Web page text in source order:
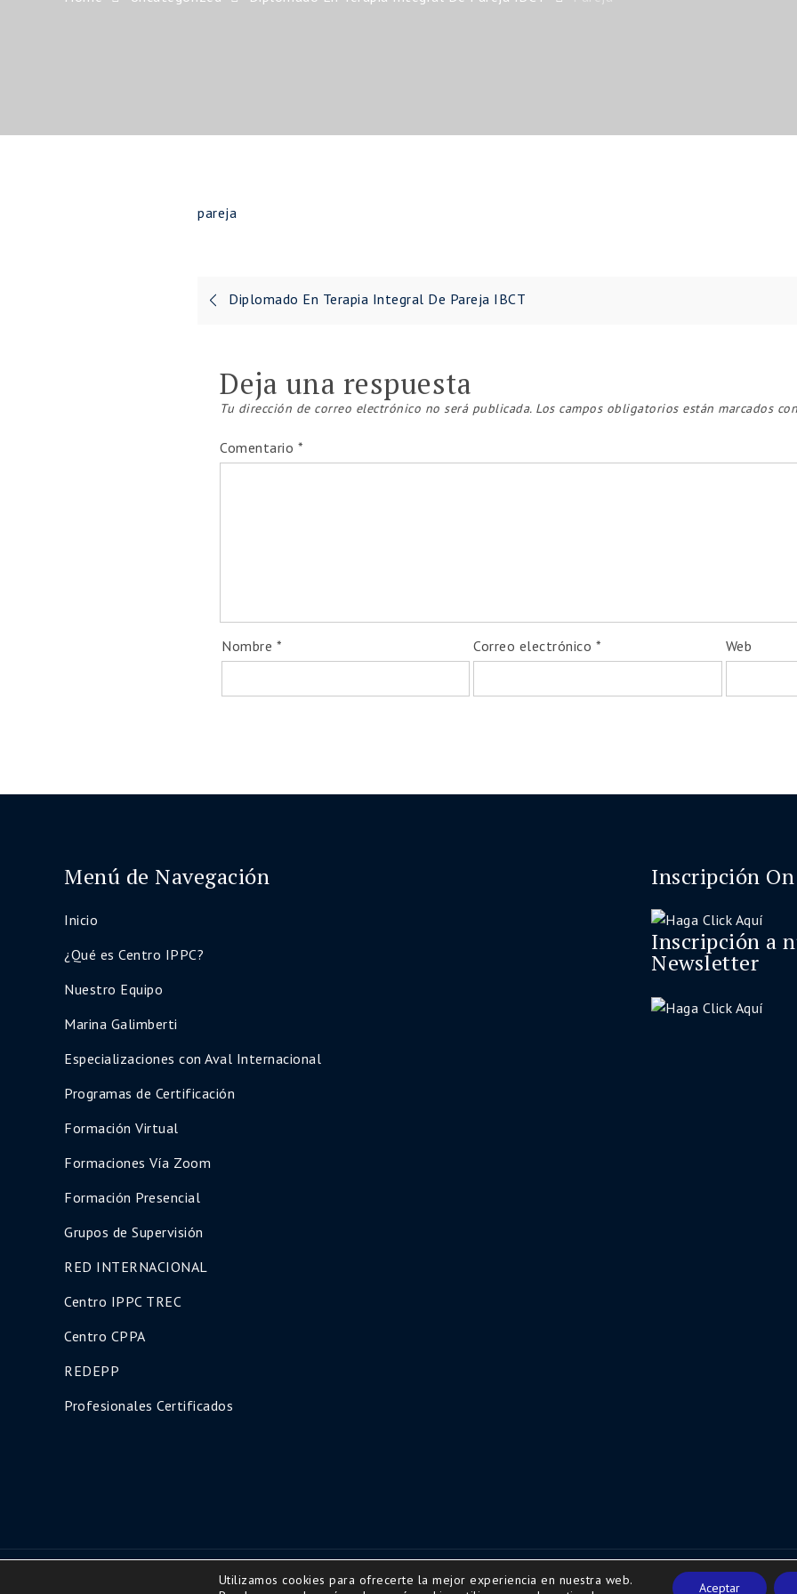
pareja
Navegación
entradas
Diplomado En Terapia Integral De Pareja IBCT
Deja una respuesta
Tu dirección de correo electrónico no será publicada. Los campos obligatorios están marcados con
Comentario *
Nombre * Correo electrónico * Web
Menú de Navegación
Inicio
¿Qué es Centro IPPC?
Nuestro Equipo
Marina Galimberti
Especializaciones con Aval Internacional
Programas de Certificación
Formación Virtual
Formaciones Vía Zoom
Formación Presencial
Grupos de Supervisión
RED INTERNACIONAL
Centro IPPC TREC
Centro CPPA
REDEPP
Profesionales Certificados
Inscripción
Inscripción a
Newsletter
Copyright © 2016 | All Rights Reserved-Diseño www.secretariaweb.com
Utilizamos cookies para ofrecerte la mejor experiencia en nuestra web.
Aceptar
👉Asegurá tu lugar hoy y potenciá tu desarrollo
👉 ¡Quiero inscribirme